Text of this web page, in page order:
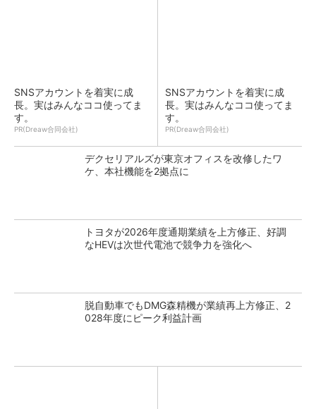
SNSアカウントを着実に成
長。実はみんなココ使ってま
す。
PR(Dreaw合同会社)
SNSアカウントを着実に成
長。実はみんなココ使ってま
す。
PR(Dreaw合同会社)
デクセリアルズが東京オフィスを改修したワ
ケ、本社機能を2拠点に
トヨタが2026年度通期業績を上方修正、好調
なHEVは次世代電池で競争力を強化へ
脱自動車でもDMG森精機が業績再上方修正、2
028年度にピーク利益計画